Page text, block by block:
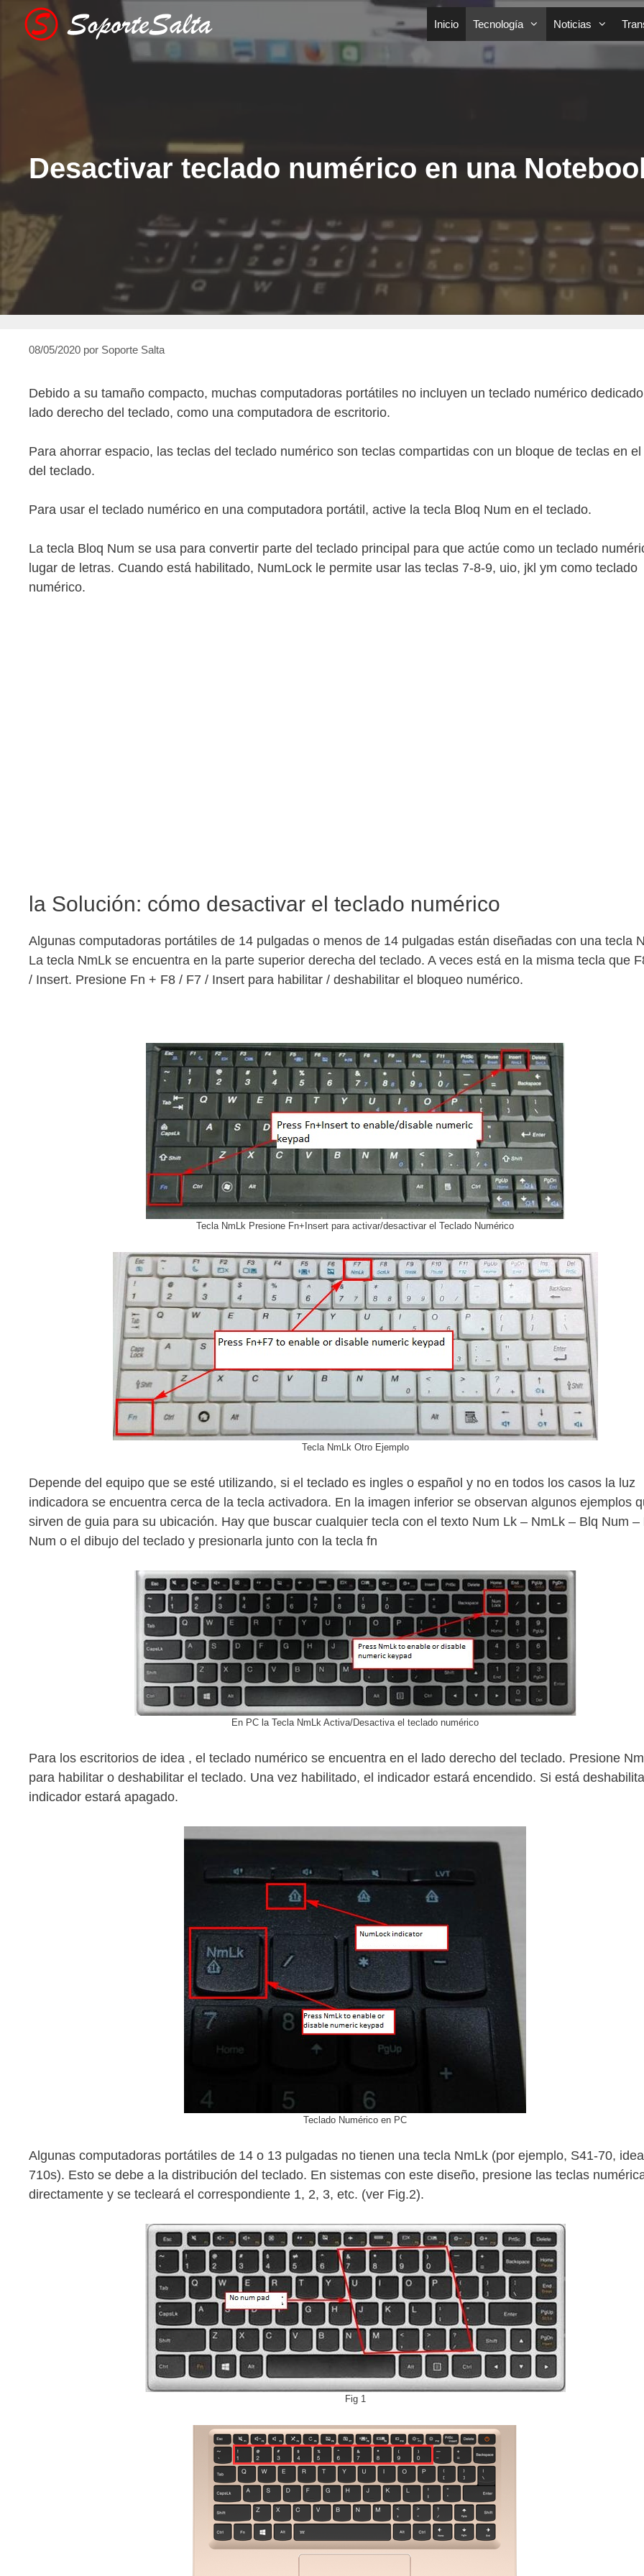
Saltar
Inicio Tecnología Noticias
Desactivar teclado numérico en una
08/05/2020 por Soporte Salta
Debido a su tamaño compacto, muchas computadoras portátiles no incluyen un teclado numérico
lado derecho del teclado, como una computadora de escritorio.
Para ahorrar espacio, las teclas del teclado numérico son teclas compartidas con un bloque de teclas en
del teclado.
Para usar el teclado numérico en una computadora portátil, active la tecla Bloq Num en el teclado.
La tecla Bloq Num se usa para convertir parte del teclado principal para que actúe como un teclado
lugar de letras. Cuando está habilitado, NumLock le permite usar las teclas 7-8-9, uio, jkl ym como teclado
numérico.
la Solución: cómo desactivar el teclado numérico
Algunas computadoras portátiles de 14 pulgadas o menos de 14 pulgadas están diseñadas con una tecla
La tecla NmLk se encuentra en la parte superior derecha del teclado. A veces está en la misma tecla que
/ Insert. Presione Fn + F8 / F7 / Insert para habilitar / deshabilitar el bloqueo numérico.
Tecla NmLk Presione Fn+Insert para activar/desactivar el Teclado Numérico
Tecla NmLk Otro Ejemplo
Depende del equipo que se esté utilizando, si el teclado es ingles o español y no en todos los casos la luz
indicadora se encuentra cerca de la tecla activadora. En la imagen inferior se observan algunos ejemplos
sirven de guia para su ubicación. Hay que buscar cualquier tecla con el texto Num Lk – NmLk – Blq Num –
Num o el dibujo del teclado y presionarla junto con la tecla fn
En PC la Tecla NmLk Activa/Desactiva el teclado numérico
Para los escritorios de idea , el teclado numérico se encuentra en el lado derecho del teclado. Presione
para habilitar o deshabilitar el teclado. Una vez habilitado, el indicador estará encendido. Si está
indicador estará apagado.
Teclado Numérico en PC
Algunas computadoras portátiles de 14 o 13 pulgadas no tienen una tecla NmLk (por ejemplo, S41-70,
710s). Esto se debe a la distribución del teclado. En sistemas con este diseño, presione las teclas
directamente y se tecleará el correspondiente 1, 2, 3, etc. (ver Fig.2).
Fig 1